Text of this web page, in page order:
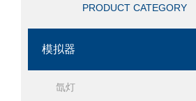
PRODUCT CATEGORY
模拟器
氙灯